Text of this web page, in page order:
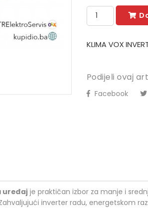
KLIMA VOX
Podijeli ovaj
Facebook
uređaj je praktičan izbor za manje i
inverter radu, energetskom